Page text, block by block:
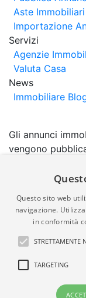
Aste Immobiliari
Importazione
Servizi
Agenzie
Valuta Casa
News
Immobiliare
Gli annunci
vengono
comporta
garanzia da
quindi non è
correttezza,
materia di
suddetti annunci.
© Copyright
Questo sito web
navigazione.
in conformità
STRETTAMENTE
TARGETING